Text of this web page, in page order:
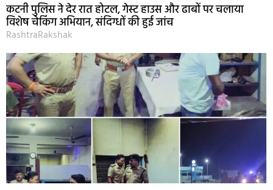
कटनी पुलिस ने देर रात होटल, गेस्ट हाउस और ढाबों पर चलाया
विशेष चेकिंग अभियान, संदिग्धों की हुई जांच
RashtraRakshak